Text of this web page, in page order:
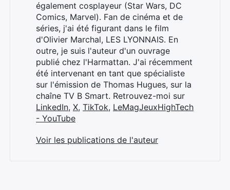
également cosplayeur (Star Wars, DC
Comics, Marvel). Fan de cinéma et de
séries, j'ai été figurant dans le film
d'Olivier Marchal, LES LYONNAIS. En
outre, je suis l'auteur d'un ouvrage
publié chez l'Harmattan. J'ai récemment
été intervenant en tant que spécialiste
sur l'émission de Thomas Hugues, sur la
chaîne TV B Smart. Retrouvez-moi sur
LinkedIn, X, TikTok, LeMagJeuxHighTech
- YouTube
Voir les publications de l'auteur